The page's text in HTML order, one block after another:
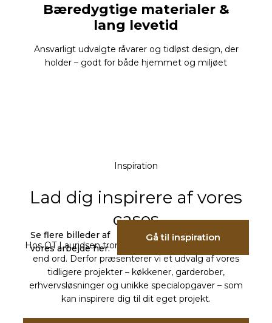
Bæredygtige materialer &
lang levetid
Ansvarligt udvalgte råvarer og tidløst design, der
holder – godt for både hjemmet og miljøet
Inspiration
Lad dig inspirere af vores
cases
Hos OT Lauridsen tror vi på, at billeder taler stærkere
end ord. Derfor præsenterer vi et udvalg af vores
tidligere projekter – køkkener, garderober,
erhvervsløsninger og unikke specialopgaver – som
kan inspirere dig til dit eget projekt.
Se flere billeder af
vores arbejde her:
Gå til inspiration